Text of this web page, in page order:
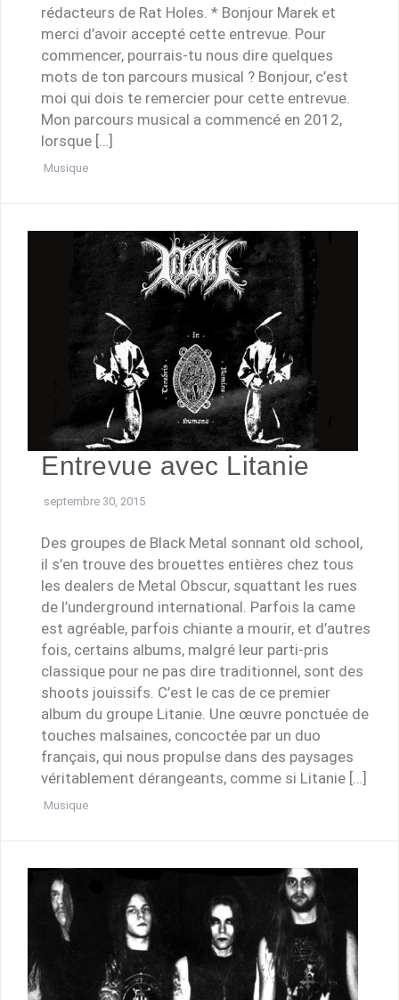
rédacteurs de Rat Holes. * Bonjour Marek et
merci d’avoir accepté cette entrevue. Pour
commencer, pourrais-tu nous dire quelques
mots de ton parcours musical ? Bonjour, c’est
moi qui dois te remercier pour cette entrevue.
Mon parcours musical a commencé en 2012,
lorsque […]
Musique
Entrevue avec Litanie
septembre 30, 2015
Des groupes de Black Metal sonnant old school,
il s’en trouve des brouettes entières chez tous
les dealers de Metal Obscur, squattant les rues
de l’underground international. Parfois la came
est agréable, parfois chiante a mourir, et d’autres
fois, certains albums, malgré leur parti-pris
classique pour ne pas dire traditionnel, sont des
shoots jouissifs. C’est le cas de ce premier
album du groupe Litanie. Une œuvre ponctuée de
touches malsaines, concoctée par un duo
français, qui nous propulse dans des paysages
véritablement dérangeants, comme si Litanie […]
Musique